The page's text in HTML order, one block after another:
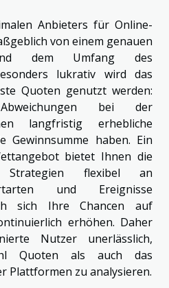
Anbieters für Online-
von einem genauen
dem Umfang des
lukrativ wird das
Quoten genutzt werden:
bei der
langfristig erhebliche
Gewinnsumme haben. Ein
bietet Ihnen die
flexibel an
und Ereignisse
sich Ihre Chancen auf
erhöhen. Daher
Nutzer unerlässlich,
Quoten als auch das
Plattformen zu analysieren.